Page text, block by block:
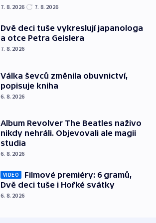
7. 8. 2026 7. 8. 2026
Dvě deci tuše vykreslují japanologa
a otce Petra Geislera
7. 8. 2026
Válka ševců změnila obuvnictví,
popisuje kniha
6. 8. 2026
Album Revolver The Beatles naživo
nikdy nehráli. Objevovali ale magii
studia
6. 8. 2026
VIDEO
Filmové premiéry: 6 gramů,
Dvě deci tuše i Hořké svátky
6. 8. 2026